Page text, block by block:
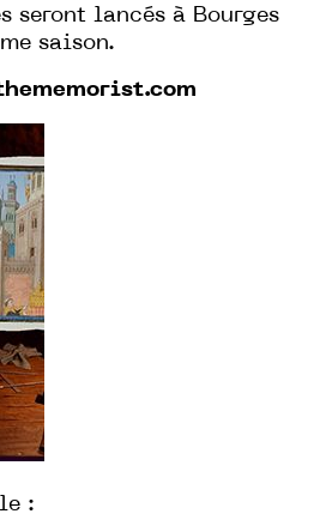
seront lancés à Bourges
saison.
: